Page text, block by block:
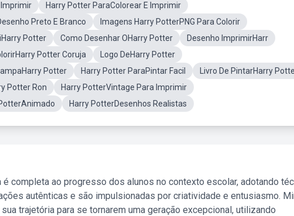
Imprimir
Harry Potter ParaColorear E Imprimir
Preto E Branco
Imagens Harry PotterPNG Para Colorir
Potter Como Desenhar OHarry Potter
Desenho ImprimirHarr
Potter Coruja
Logo DeHarry Potter
Potter Harry Potter ParaPintar Facil
Livro De PintarHarry
Potter Ron
Harry PotterVintage Para Imprimir
Harry PotterDesenhos Realistas
é completa ao progresso dos alunos no contexto escolar, adotando
autênticas e são impulsionadas por criatividade e entusiasmo.
trajetória para se tornarem uma geração excepcional, utilizando